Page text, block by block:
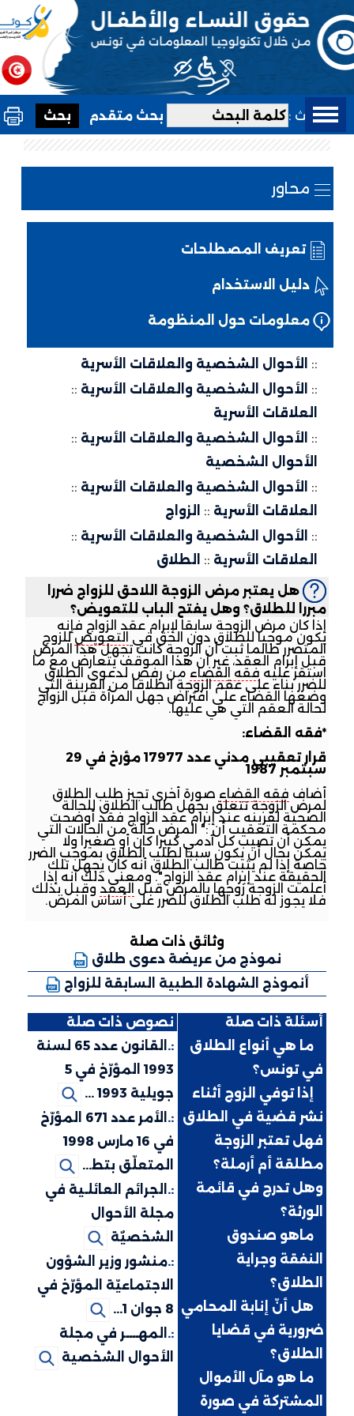
بحث : بحث متقدم
محاور
تعريف المصطلحات
دليل الاستخدام
معلومات حول المنظومة
الأحوال الشخصية والعلاقات الأسرية
الأحوال الشخصية والعلاقات الأسرية ::
العلاقات الأسرية
الأحوال الشخصية والعلاقات الأسرية ::
الأحوال الشخصية
الأحوال الشخصية والعلاقات الأسرية ::
العلاقات الأسرية :: الزواج
الأحوال الشخصية والعلاقات الأسرية ::
العلاقات الأسرية :: الطلاق
هل يعتبر مرض الزوجة اللاحق للزواج ضررا
مبررا للطلاق؟ وهل يفتح الباب للتعويض؟
إذا كان مرض الزوجة سابقا لإبرام عقد الزواج فإنه
يكون موجبا للطلاق دون الحق فيالتعويضللزوج
المتضرر طالما ثبت أن الزوجة كانت تجهل هذا المرض
قبل إبرام العقد، غير أن هذا الموقف يتعارض مع ما
استقر عليهفقه القضاءمن رفض لدعوى الطلاق
للضرر بناء على عقم الزوجة انطلاقا من القرينة التي
وضعها القضاء على افتراض جهل المرأة قبل الزواج
لحالة العقم التي هي عليها.
*فقه القضاء:
قرار تعقيبي مدني عدد 17977 مؤرخ في 29
سبتمبر 1987
أضاففقه القضاءصورة أخرى تجيز طلب الطلاق
لمرض الزوجة تتعلق بجهل طالب الطلاق للحالة
الصحية لقرينه عند إبرام عقد الزواج فقد أوضحت
محكمة التعقيب أن :" المرض حالة من الحالات التي
يمكن أن تصيب كل آدمي كبيرا كان أو صغيرا ولا
يمكن بحال أن يكون سببا لطلب الطلاق بموجب الضرر
خاصة إذا لم يثبت طالب الطلاق أنه كان يجهل تلك
الحقيقة عند إبرام عقد الزواج". ومعنى ذلك أنه إذا
أعلمت الزوجة زوجها بالمرض قبلالعقدوقبل بذلك
فلا يجوز له طلب الطلاق للضرر على أساس المرض.
وثائق ذات صلة
نموذج من عريضة دعوى طلاق
أنموذج الشهادة الطبية السابقة للزواج
أسئلة ذات صلة
نصوص ذات صلة
ما هي أنواع الطلاق
في تونس؟
إذا توفي الزوج أثناء
نشر قضية في الطلاق
فهل تعتبر الزوجة
مطلقة أم أرملة؟
وهل تدرج في قائمة
الورثة؟
ماهو صندوق
النفقة وجراية
الطلاق؟
هل أنّ إنابة المحامي
ضرورية في قضايا
الطلاق؟
ما هو مآل الأموال
المشتركة في صورة
القانون عدد 65 لسنة
1993 المؤرّخ في 5
جويلية 1993 ...
:.
الأمر عدد 671 المؤرّخ
في 16 مارس 1998
المتعلّق بتط...
الجرائم العائلـية في
مجلة الأحوال
الشخصيٌة
منشور وزير الشؤون
الاجتماعيّة المؤرّخ في
8 جوان 1...
المهــــر في مجلة
الأحوال الشخصية